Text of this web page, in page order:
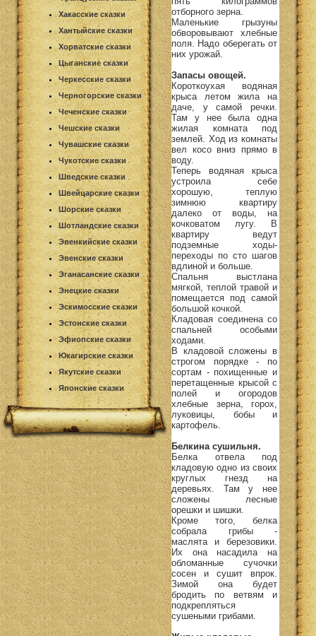
Хакасские сказки
Хантыйские сказки
Хорватские сказки
Цыганские сказки
Черкесские сказки
Черногорские сказки
Чеченские сказки
Чешские сказки
Чувашские сказки
Чукотские сказки
Шведские сказки
Швейцарские сказки
Шорские сказки
Шотландские сказки
Эвенкийские сказки
Эвенские сказки
Эганасанские сказки
Энецкие сказки
Эскимосские сказки
Эстонские сказки
Эфиопские сказки
Юкагирские сказки
Якутские сказки
Японские сказки
отборного зерна.
Маленькие грызуны
обворовывают хлебные
поля. Надо оберегать от
них урожай.
Запасы овощей.
Короткоухая водяная
крыса летом жила на
даче, у самой речки.
Там у нее была одна
жилая комната под
землей. Ход из комнаты
вел косо вниз прямо в
воду.
Теперь водяная крыса
устроила себе
хорошую, теплую
зимнюю квартиру
далеко от воды, на
кочковатом лугу. В
квартиру ведут
подземные ходы-
переходы по сто шагов
вдлиной и больше.
Спальня выстлана
мягкой, теплой травой и
помещается под самой
большой кочкой.
Кладовая соединена со
спальней особыми
ходами.
В кладовой сложены в
строгом порядке - по
сортам - похищенные и
перетащенные крысой с
полей и огородов
хлебные зерна, горох,
луковицы, бобы и
картофель.
Белкина сушильня.
Белка отвела под
кладовую одно из своих
круглых гнезд на
деревьях. Там у нее
сложены лесные
орешки и шишки.
Кроме того, белка
собрала грибы -
маслята и березовики.
Их она насадила на
обломанные сучочки
сосен и сушит впрок.
Зимой она будет
бродить по ветвям и
подкрепляться
сушеными грибами.